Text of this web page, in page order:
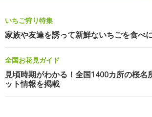
いちご狩り特集
家族や友達を誘って新鮮ないちごを食べ
全国お花見ガイド
見頃時期がわかる！全国1400カ所の桜名
ット情報を掲載